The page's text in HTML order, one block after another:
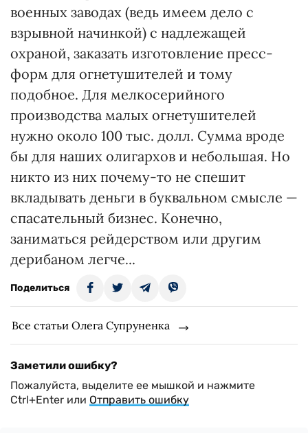
военных заводах (ведь имеем дело с
взрывной начинкой) с надлежащей
охраной, заказать изготовление пресс-
форм для огнетушителей и тому
подобное. Для мелкосерийного
производства малых огнетушителей
нужно около 100 тыс. долл. Сумма вроде
бы для наших олигархов и небольшая. Но
никто из них почему-то не спешит
вкладывать деньги в буквальном смысле —
спасательный бизнес. Конечно,
заниматься рейдерством или другим
дерибаном легче...
Поделиться
Все статьи Олега Супруненка
Заметили ошибку?
Пожалуйста, выделите ее мышкой и нажмите
Ctrl+Enter или Отправить ошибку